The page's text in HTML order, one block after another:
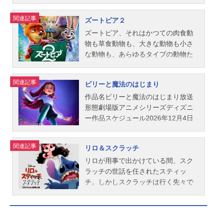
ェネイ・アイコ公開開始年＆季節202
1アニメ映画(C)2021Disney.AllRights
Reserved.(C)2021Disneyanditsrelate
dentities『ラーヤと龍の王国』公式サ
イ...
美アグスティン：関智一ぺパ：藤田
朋子フェリックス：勝矢ドロレス：
大平あひるカミロ：畠中祐アントニ
オ：木村新汰ブルーノ：中井和哉マ
リアーノ：武内駿輔スタッフ監督：
ッシュ音楽：リン＝マニュエル・ミ
ランダ配給：ウォルト・ディズニ
ー・ジャパン主題歌「マリーポーサ
～羽ばたく未来へ～」ナオト・...
ひとつの世界放送形態劇場版アニメ
シリーズディズニー映画スケジュー
ル2022年11月23日（水）キャストサ
ーチャー：原田泰造イーサン：鈴木
福イェーガー：大塚明夫メリディア
パルク大尉：鹿野真央カスピアン：
落合福嗣ダッフル：本多新也ナレー
ション：茶風林スタッフ監督：ド
ン・ホール、クイ・グエン製作：ロ
イ・コンリ配給：ウォルト・ディズ
2アニメ映画(C)2022Disney.AllRights
Reserved.『ストレンジ・ワールド／
もうひとつの世界』公式サイト動画
配信情報【PR】※本ページは動画配
信サービスのプロモーションが含...
空から舞い降りたスターと、相棒で
ある子ヤギのバレンティノと共に、
アーシャは立ち上がる。「願いが、
私を強くする」──願い星に選ばれた
少女アーシャが、王国に巻き起こす
形態劇場版アニメシリーズディズニ
ー映画スケジュール2023年12月15日
（金）キャストアーシャ：生田絵梨
花マグニフィコ王：福山雅治バレン
ティノ：山寺宏一アマヤ王妃：檀れ
あひるガーボ：蒼井翔太ハル：青野
紗穂サイモン：落合福嗣サフィ：岡
本信彦ダリオ：宮里駿バジーマ：竹
達彩奈スタッフ監督：クリス・バッ
ク ファウン・ヴィーラスンソーン
ンチャー。海と特別な絆で結ばれた
主人公・モアナは、すべての海をつ
なぐ1000年にひとりの“導く者”とな
り、彼方の島にいる人々を探してい
た。ある日、人間を憎み世界を引き
は、その呪いを解くために、変幻自
在な半神半人の英雄・マウイや新た
な仲間と共に、世界を再びひとつに
する航海に繰り出す。「海の果て
も、越えてゆこう」──たとえ、どん
名モアナと伝説の海２放送形態劇場
版アニメシリーズモアナと伝説の海
スケジュール2024年12月6日（金）
キャストモアナ：屋比久知奈マウ
イ：尾上松也モニ：小関裕太ロト：
関連記事
ズートピア２
ズートピア、それはかつての肉食動
物も草食動物も、大きな動物も小さ
な動物も、あらゆるタイプの動物た
社会、そして「誰でも夢を叶えられ
る」という理想の楽園。その街で暮
らす、前向きで夢を信じるズートピ
ア初のウサギの警官・ジュディと、
元詐欺師で皮肉屋だけど頼れるキツ
対だけど特別な絆で結ばれていた。
ある日、突如現れたヘビのゲイリー
をきっかけに、ふたりは再びバディ
を組んで潜入捜査を行い、ズートピ
アの過去に秘められた巨大な謎に挑
関連記事
ビリーと魔法のはじまり
作品名ビリーと魔法のはじまり放送
形態劇場版アニメシリーズディズニ
ー作品スケジュール2026年12月4日
クラッチ』キャスト未発表スタッフ
監督：ファウン・ヴィーラスンソー
ン ジェイソン・ハンド共同監督：
ジョージー・トリニダード製作：ロ
イ・コンリ配給：ウォルト・ディズ
関連記事
リロ＆スクラッチ
リロが用事で出かけている間、スク
ラッチの世話を任されたスティッ
チ。しかしスクラッチは行く先々で